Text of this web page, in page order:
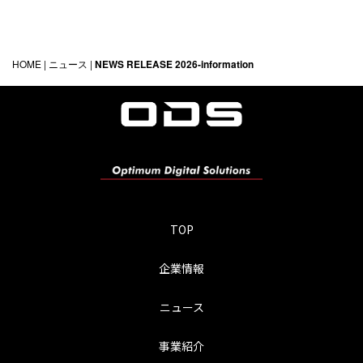
HOME | ニュース | NEWS RELEASE 2026-information
TOP
企業情報
ニュース
事業紹介